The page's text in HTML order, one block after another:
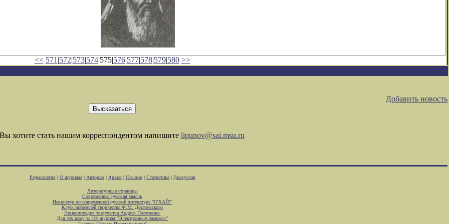
<< 571 |572|573|574|575|576|577|578|579|580 >>
Добавить новость
хотите стать нашим корреспондентом напишите lipunov@sai.msu.ru
Редколлегия| О журнале| Авторам| Архив| Ссылки| Статистика| Дискуссия
Литературные страницы
Современная русская мысль
Навигатор по современной русской литературе "О'ХАЙ!"
Клуб любителей творчества Ф.М. Достоевского
Энциклопедия творчества Андрея Платонова
Для тех кому за 10: журнал "Электронные пампасы"